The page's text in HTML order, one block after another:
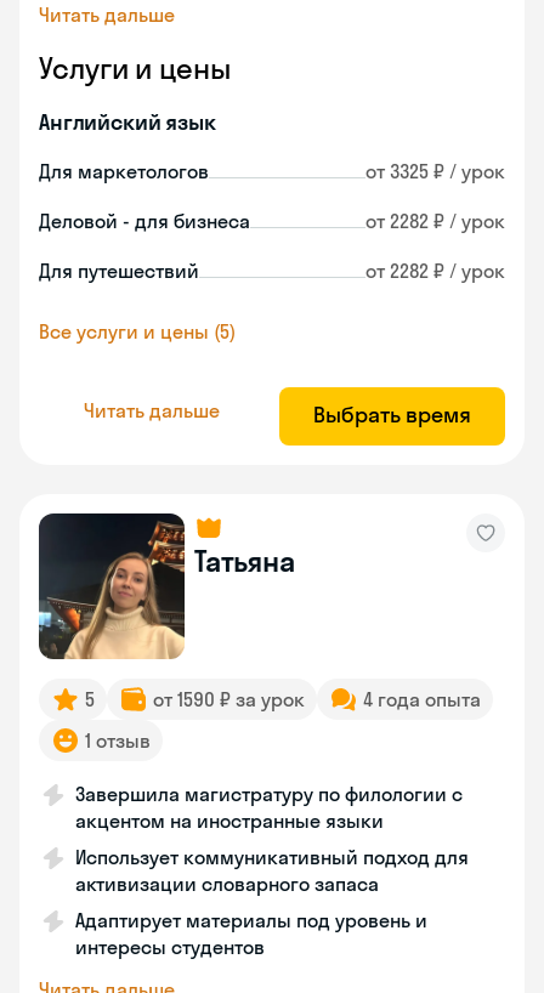
Читать дальше
Услуги и цены
Английский язык
Для маркетологов от 3325 ₽ / урок
Деловой - для бизнеса от 2282 ₽ / урок
Для путешествий от 2282 ₽ / урок
Все услуги и цены (5)
Читать дальше Выбрать время
Татьяна
5 от 1590 ₽ за урок
4 года опыта
1 отзыв
Завершила магистратуру по филологии с
акцентом на иностранные языки
Использует коммуникативный подход для
активизации словарного запаса
Адаптирует материалы под уровень и
интересы студентов